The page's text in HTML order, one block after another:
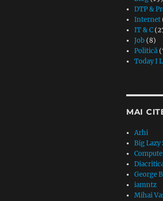
DTP &
Internet
IT & C
Job (8)
Politică
Today I
MAI
Arhi
Big Lazy
George
iamntz
Mihai